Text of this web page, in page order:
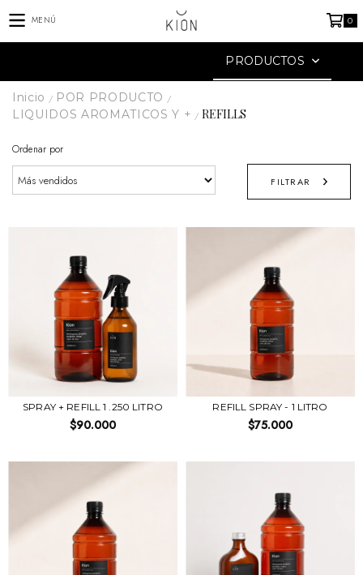
MENÚ 0
PRODUCTOS
Inicio / POR PRODUCTO /
LIQUIDOS AROMATICOS Y + / REFILLS
Ordenar por
FILTRAR
SPRAY + REFILL 1 .250 LITRO
$90.000
REFILL SPRAY - 1 LITRO
$75.000